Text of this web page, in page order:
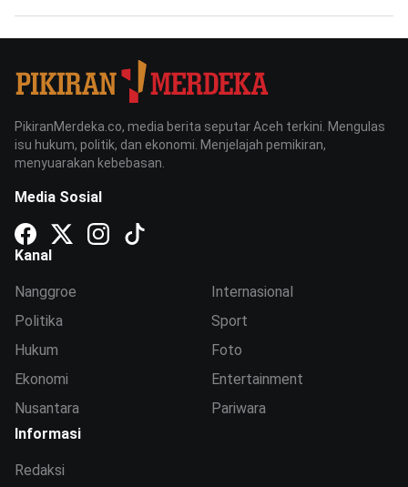
PikiranMerdeka.co, media berita seputar Aceh terkini. Mengulas
isu hukum, politik, dan ekonomi. Menjelajah pemikiran,
menyuarakan kebebasan.
Media Sosial
Kanal
Nanggroe
Politika
Hukum
Ekonomi
Nusantara
Internasional
Sport
Foto
Entertainment
Pariwara
Informasi
Redaksi